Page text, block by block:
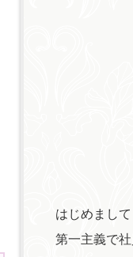
はじめまし
第一主義で